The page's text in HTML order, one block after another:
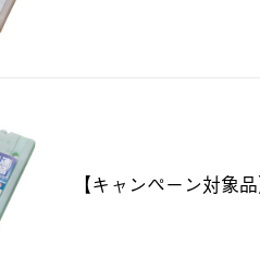
【キャンペーン対象